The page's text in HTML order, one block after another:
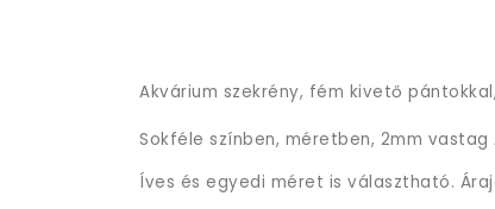
Akvárium szekrény, fém kivető
Sokféle színben, méretben, 2mm vastag
Íves és egyedi méret is választható.